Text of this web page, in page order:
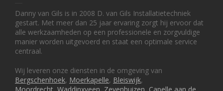
Danny van Gils is in 2008 D. van Gils Installatietechniek
gestart. Met meer dan 25 jaar ervaring zorgt hij ervoor dat
alle werkzaamheden op een professionele en zorgvuldige
manier worden uitgevoerd en staat een optimale service
centraal.
Wij leveren onze diensten in de omgeving van
Bergschenhoek, Moerkapelle, Bleiswijk,